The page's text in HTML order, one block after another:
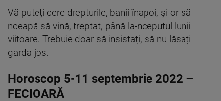
Vă puteți cere drepturile, banii înapoi, și or să-
nceapă să vină, treptat, până la-nceputul lunii
viitoare. Trebuie doar să insistați, să nu lăsați
garda jos.
Horoscop 5-11 septembrie 2022 –
FECIOARĂ